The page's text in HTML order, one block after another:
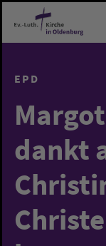
Zum Hauptinhalt
EPD
dankt